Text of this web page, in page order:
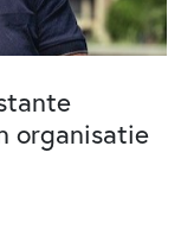
organisatie